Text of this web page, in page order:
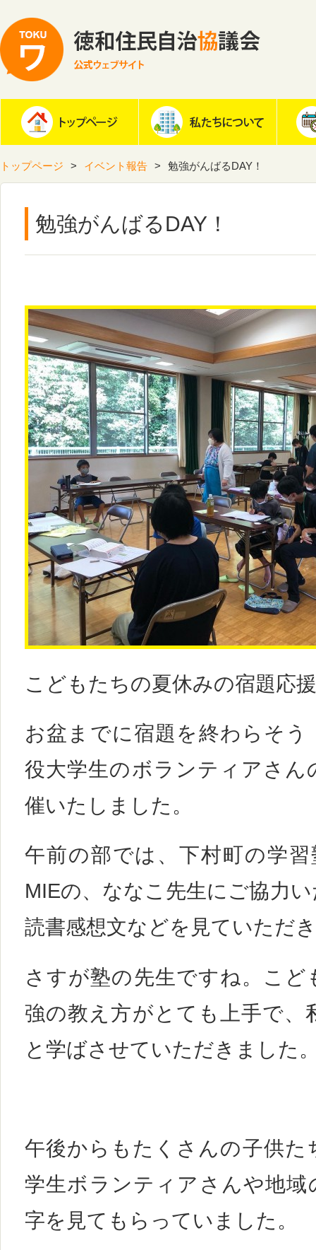
トップページ イベント報告 勉強がんばるDAY！
勉強がんばるDAY！
こどもたちの夏休みの宿題応
お盆までに宿題を終わらそう
役大学生のボランティアさん
催いたしました。
午前の部では、下村町の学習
MIEの、ななこ先生にご協力
読書感想文などを見ていただ
さすが塾の先生ですね。こど
強の教え方がとても上手で、
と学ばさせていただきました
午後からもたくさんの子供た
学生ボランティアさんや地域
字を見てもらっていました。